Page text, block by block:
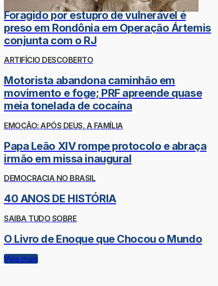
Foragido por estupro de vulnerável é
preso em Rondônia em Operação Ártemis
conjunta com o RJ
ARTIFÍCIO DESCOBERTO
Motorista abandona caminhão em
movimento e foge; PRF apreende quase
meia tonelada de cocaína
EMOÇÃO: APÓS DEUS, A FAMÍLIA
Papa Leão XIV rompe protocolo e abraça
irmão em missa inaugural
DEMOCRACIA NO BRASIL
40 ANOS DE HISTÓRIA
SAIBA TUDO SOBRE
O Livro de Enoque que Chocou o Mundo
Veja mais